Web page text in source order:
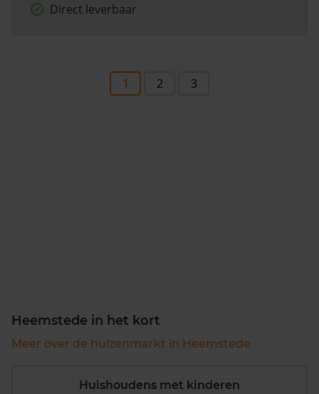
Direct leverbaar
1 2 3
Heemstede in het kort
Meer over de huizenmarkt in Heemstede
Huishoudens met kinderen